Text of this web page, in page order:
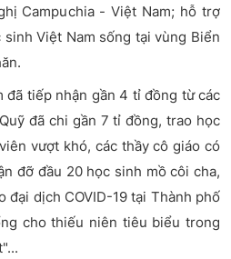
Campuchia - Việt Nam; hỗ trợ
Việt Nam sống tại vùng Biển
đã tiếp nhận gần 4 tỉ đồng từ các
đã chi gần 7 tỉ đồng, trao học
vượt khó, các thầy cô giáo có
đỡ đầu 20 học sinh mồ côi cha,
đại dịch COVID-19 tại Thành phố
cho thiếu niên tiêu biểu trong